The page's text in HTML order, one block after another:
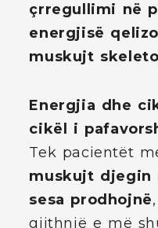
çrregullimi në
energjisë
muskujt
Energjia dhe
cikël i
Tek pacientët
muskujt djegin
sesa prodhojnë
gjithnjë e më